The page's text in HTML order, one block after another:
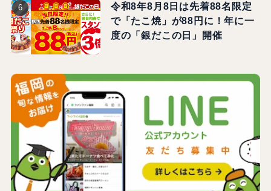
令和8年8月8日は先着88名限定
で「たこ焼」が88円に！年に一
度の「銀だこの日」開催